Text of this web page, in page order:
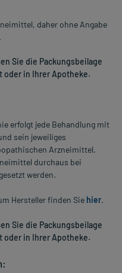
daher ohne Angabe
Sie die Packungsbeilage
oder in Ihrer Apotheke.
erfolgt jede Behandlung mit
sein jeweiliges
Arzneimittel.
durchaus bei
werden.
Hersteller finden Sie hier.
Sie die Packungsbeilage
oder in Ihrer Apotheke.